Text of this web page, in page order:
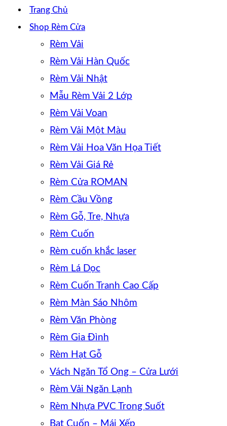
Trang Chủ
Shop Rèm Cửa
Rèm Vải
Rèm Vải Hàn Quốc
Rèm Vải Nhật
Mẫu Rèm Vải 2 Lớp
Rèm Vải Voan
Rèm Vải Một Màu
Rèm Vải Hoa Văn Họa Tiết
Rèm Vải Giá Rẻ
Rèm Cửa ROMAN
Rèm Cầu Vồng
Rèm Gỗ, Tre, Nhựa
Rèm Cuốn
Rèm cuốn khắc laser
Rèm Lá Dọc
Rèm Cuốn Tranh Cao Cấp
Rèm Màn Sáo Nhôm
Rèm Văn Phòng
Rèm Gia Đình
Rèm Hạt Gỗ
Vách Ngăn Tổ Ong – Cửa Lưới
Rèm Vải Ngăn Lạnh
Rèm Nhựa PVC Trong Suốt
Bạt Cuốn – Mái Xếp